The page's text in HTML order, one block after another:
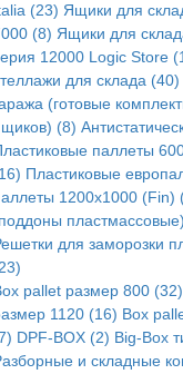
(23) Ящики для
(8) Ящики для
12000 Logic Store
для склада (40)
(готовые
(8)
паллеты
Пластиковые
1200x1000 (Fin)
для заморозки
pallet размер 800 (32)
1120 (16) Box
DPF-BOX (2) Big-Box
и складные